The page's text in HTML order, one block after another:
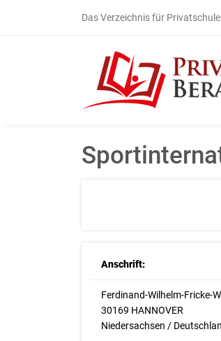
Das Verzeichnis für
Anschrift:
Ferdinand-Wilhelm-Fricke-
30169 HANNOVER
Niedersachsen /